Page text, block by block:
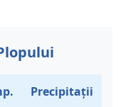
Precipitații